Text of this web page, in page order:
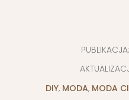
PUBLIKACJA:
DIY, MODA, MODA